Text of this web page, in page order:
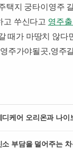
택지 궁타이영주
고 쑤신다고 영주
때가 마땅치 않다
주가야될곳,영주
디케어 오리온과 나
소 부담을 덜어주는